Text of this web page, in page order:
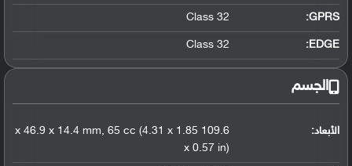
GPRS:
Class 32
EDGE:
Class 32
الجسم
الأبعاد:
109.6 x 46.9 x 14.4 mm, 65 cc (4.31 x 1.85
x 0.57 in)